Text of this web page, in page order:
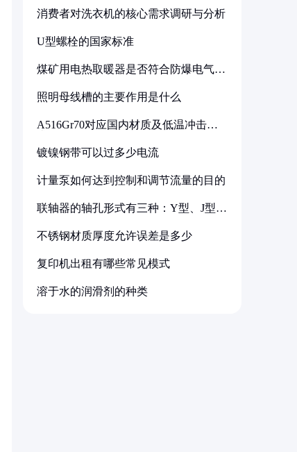
消费者对洗衣机的核心需求调研与分析
U型螺栓的国家标准
煤矿用电热取暖器是否符合防爆电气设
照明母线槽的主要作用是什么
A516Gr70对应国内材质及低温冲击要
镀镍钢带可以过多少电流
计量泵如何达到控制和调节流量的目的
联轴器的轴孔形式有三种：Y型、J型、
不锈钢材质厚度允许误差是多少
复印机出租有哪些常见模式
溶于水的润滑剂的种类